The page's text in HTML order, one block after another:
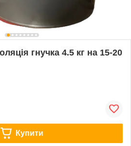
гнучка 4.5 кг на 15-20
Купити